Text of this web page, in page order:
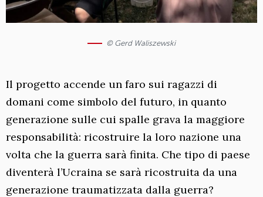
© Gerd Waliszewski
Il progetto accende un faro sui ragazzi di
domani come simbolo del futuro, in quanto
generazione sulle cui spalle grava la maggiore
responsabilità: ricostruire la loro nazione una
volta che la guerra sarà finita. Che tipo di paese
diventerà l’Ucraina se sarà ricostruita da una
generazione traumatizzata dalla guerra?